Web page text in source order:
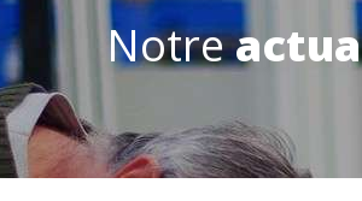
Notre